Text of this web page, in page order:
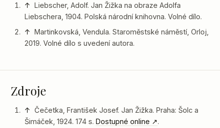
↑ Liebscher, Adolf. Jan Žižka na obraze Adolfa
Liebschera, 1904. Polská národní knihovna. Volné dílo.
↑ Martinkovská, Vendula. Staroměstské náměstí, Orloj,
2019. Volné dílo s uvedení autora.
Zdroje
↑
Čečetka, František Josef. Jan Žižka. Praha: Šolc a
Šimáček, 1924. 174 s. Dostupné online
.